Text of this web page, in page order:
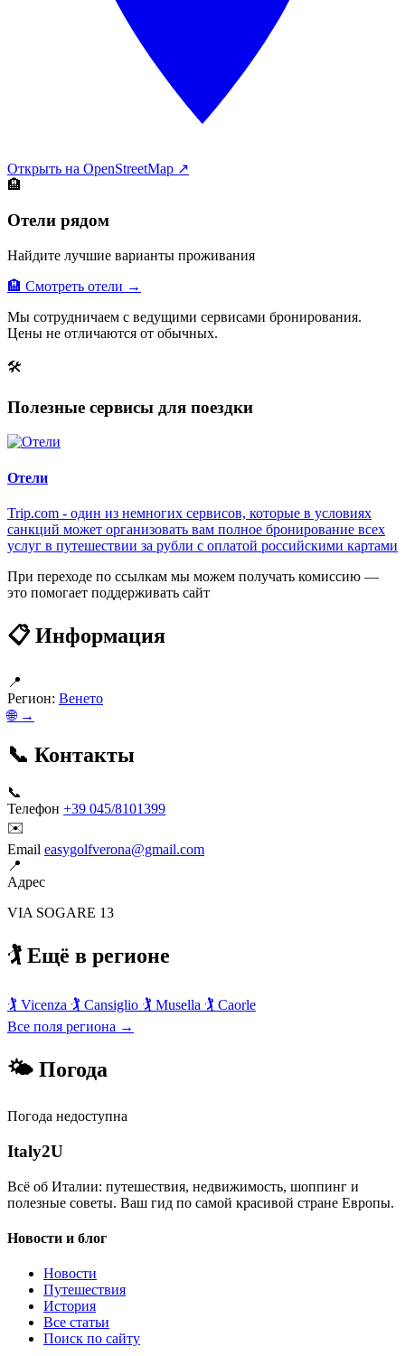
Открыть на OpenStreetMap ↗
🏨
Отели рядом
Найдите лучшие варианты проживания
🏨 Смотреть отели →
Мы сотрудничаем с ведущими сервисами бронирования.
Цены не отличаются от обычных.
🛠
Полезные сервисы для поездки
Отели
Trip.com - один из немногих сервисов, которые в условиях
санкций может организовать вам полное бронирование всех
услуг в путешествии за рубли с оплатой российскими картами
При переходе по ссылкам мы можем получать комиссию —
это помогает поддерживать сайт
📋 Информация
📍
Регион: Венето
🌐 →
📞 Контакты
📞
Телефон +39 045/8101399
✉️
Email easygolfverona@gmail.com
📍
Адрес
VIA SOGARE 13
🏌️ Ещё в регионе
🏌️ Vicenza 🏌️ Cansiglio 🏌️ Musella 🏌️ Caorle
Все поля региона →
🌤 Погода
Погода недоступна
Italy2U
Всё об Италии: путешествия, недвижимость, шоппинг и
полезные советы. Ваш гид по самой красивой стране Европы.
Новости и блог
Новости
Путешествия
История
Все статьи
Поиск по сайту